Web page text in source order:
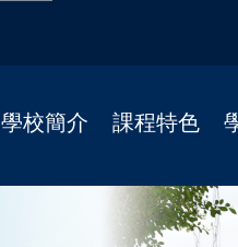
學校簡介
學校簡介
課程特色
課程特色
學科天地